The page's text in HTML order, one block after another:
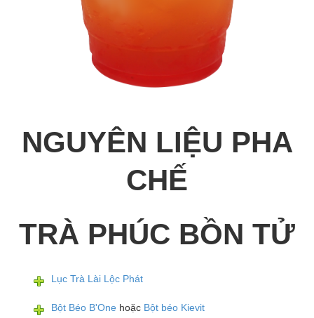
NGUYÊN LIỆU PHA
CHẾ
TRÀ PHÚC BỒN TỬ
Lục Trà Lài Lộc Phát
Bột Béo B'One hoặc Bột béo Kievit